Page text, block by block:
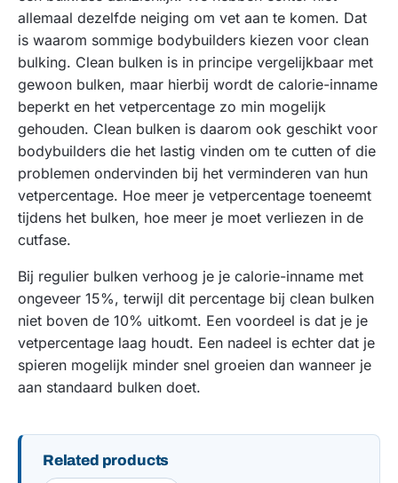
allemaal dezelfde neiging om vet aan te komen. Dat
is waarom sommige bodybuilders kiezen voor clean
bulking. Clean bulken is in principe vergelijkbaar met
gewoon bulken, maar hierbij wordt de calorie-inname
beperkt en het vetpercentage zo min mogelijk
gehouden. Clean bulken is daarom ook geschikt voor
bodybuilders die het lastig vinden om te cutten of die
problemen ondervinden bij het verminderen van hun
vetpercentage. Hoe meer je vetpercentage toeneemt
tijdens het bulken, hoe meer je moet verliezen in de
cutfase.
Bij regulier bulken verhoog je je calorie-inname met
ongeveer 15%, terwijl dit percentage bij clean bulken
niet boven de 10% uitkomt. Een voordeel is dat je je
vetpercentage laag houdt. Een nadeel is echter dat je
spieren mogelijk minder snel groeien dan wanneer je
aan standaard bulken doet.
Related products